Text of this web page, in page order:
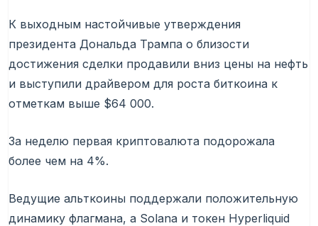
К выходным настойчивые утверждения
президента Дональда Трампа о близости
достижения сделки продавили вниз цены на нефть
и выступили драйвером для роста биткоина к
отметкам выше $64 000.
За неделю первая криптовалюта подорожала
более чем на 4%.
Ведущие альткоины поддержали положительную
динамику флагмана, а Solana и токен Hyperliquid